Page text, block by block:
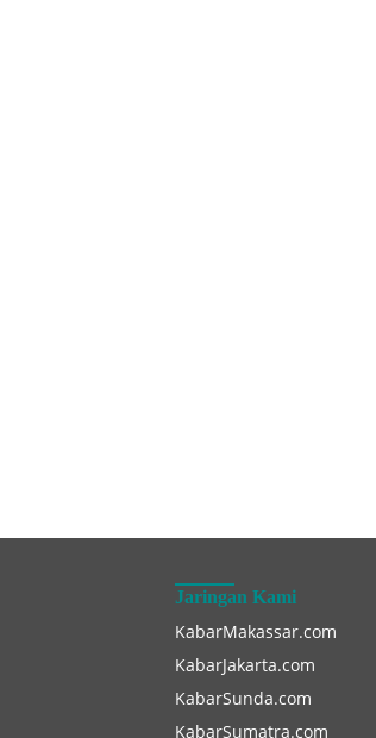
Jaringan Kami
KabarMakassar.com
KabarJakarta.com
KabarSunda.com
KabarSumatra.com